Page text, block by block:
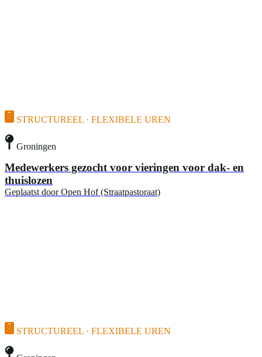
STRUCTUREEL · FLEXIBELE UREN
Groningen
Medewerkers gezocht voor vieringen voor dak- en
thuislozen
Geplaatst door Open Hof (Straatpastoraat)
STRUCTUREEL · FLEXIBELE UREN